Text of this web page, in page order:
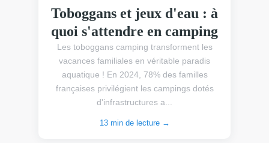
Toboggans et jeux d'eau : à
quoi s'attendre en camping
Les toboggans camping transforment les
vacances familiales en véritable paradis
aquatique ! En 2024, 78% des familles
françaises privilégient les campings dotés
d'infrastructures a...
13 min de lecture →